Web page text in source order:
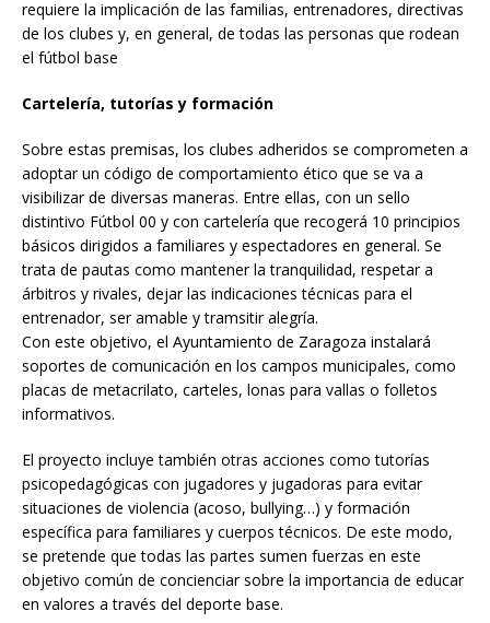
requiere la implicación de las familias, entrenadores, directivas
de los clubes y, en general, de todas las personas que rodean
el fútbol base
Cartelería, tutorías y formación
Sobre estas premisas, los clubes adheridos se comprometen a
adoptar un código de comportamiento ético que se va a
visibilizar de diversas maneras. Entre ellas, con un sello
distintivo Fútbol 00 y con cartelería que recogerá 10 principios
básicos dirigidos a familiares y espectadores en general. Se
trata de pautas como mantener la tranquilidad, respetar a
árbitros y rivales, dejar las indicaciones técnicas para el
entrenador, ser amable y tramsitir alegría.
Con este objetivo, el Ayuntamiento de Zaragoza instalará
soportes de comunicación en los campos municipales, como
placas de metacrilato, carteles, lonas para vallas o folletos
informativos.
El proyecto incluye también otras acciones como tutorías
psicopedagógicas con jugadores y jugadoras para evitar
situaciones de violencia (acoso, bullying…) y formación
específica para familiares y cuerpos técnicos. De este modo,
se pretende que todas las partes sumen fuerzas en este
objetivo común de concienciar sobre la importancia de educar
en valores a través del deporte base.